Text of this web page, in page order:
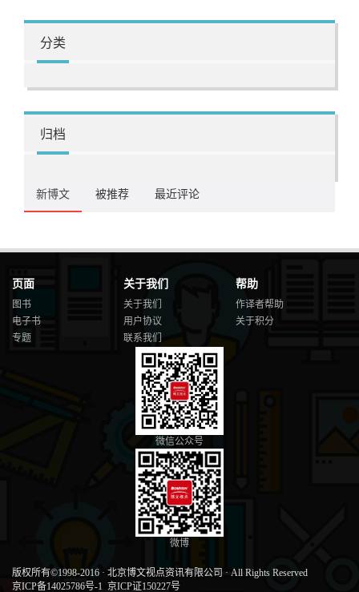
分类
归档
新博文 被推荐 最近评论
页面
图书
电子书
专题
关于我们
关于我们
用户协议
联系我们
帮助
作译者帮助
关于积分
微信公众号
微博
版权所有©1998-2016 · 北京博文视点资讯有限公司 · All Rights Reserved
京ICP备14025786号-1 京ICP证150227号